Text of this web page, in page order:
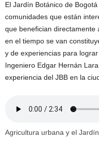
El Jardín Botánico de
comunidades que están
que benefician directamente
en el tiempo se van
y de experiencias para
Ingeniero Edgar Hernán
experiencia del JBB en la
Agricultura urbana y el